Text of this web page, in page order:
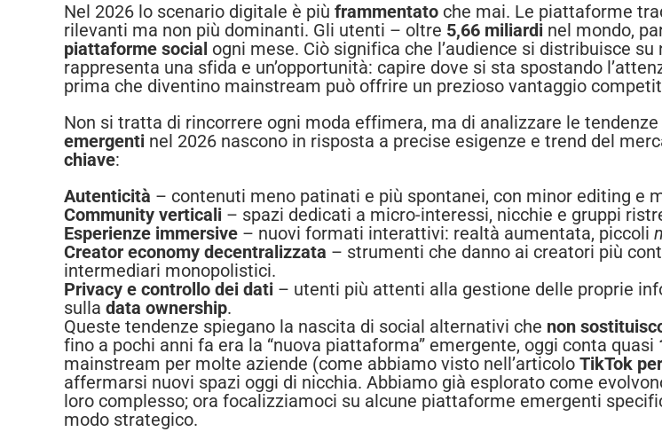
Nel 2026 lo scenario digitale è più frammentato che mai. Le piattaforme
rilevanti ma non più dominanti. Gli utenti – oltre 5,66 miliardi nel mondo,
piattaforme social ogni mese. Ciò significa che l’audience si distribuisce
rappresenta una sfida e un’opportunità: capire dove si sta spostando
prima che diventino mainstream può offrire un prezioso vantaggio
Non si tratta di rincorrere ogni moda effimera, ma di analizzare le
emergenti nel 2026 nascono in risposta a precise esigenze e trend del
chiave:
Autenticità – contenuti meno patinati e più spontanei, con minor editing e
Community verticali – spazi dedicati a micro-interessi, nicchie e gruppi
Esperienze immersive – nuovi formati interattivi: realtà aumentata, piccoli
Creator economy decentralizzata – strumenti che danno ai creatori più
intermediari monopolistici.
Privacy e controllo dei dati – utenti più attenti alla gestione delle proprie
sulla data ownership.
Queste tendenze spiegano la nascita di social alternativi che non
fino a pochi anni fa era la “nuova piattaforma” emergente, oggi conta quasi
mainstream per molte aziende (come abbiamo visto nell’articolo TikTok
affermarsi nuovi spazi oggi di nicchia. Abbiamo già esplorato come
loro complesso; ora focalizziamoci su alcune piattaforme emergenti
modo strategico.